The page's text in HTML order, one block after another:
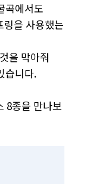
곡에서도
링을 사용했는
을 막아줘
습니다.
8종을 만나보